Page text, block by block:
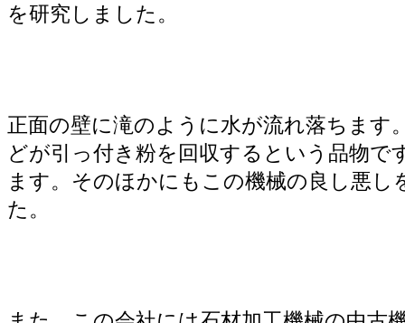
を研究しました。
正面の壁に滝のように水が流れ落ちます
どが引っ付き粉を回収するという品物で
ます。そのほかにもこの機械の良し悪し
た。